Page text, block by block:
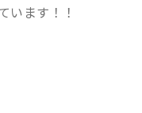
います！！